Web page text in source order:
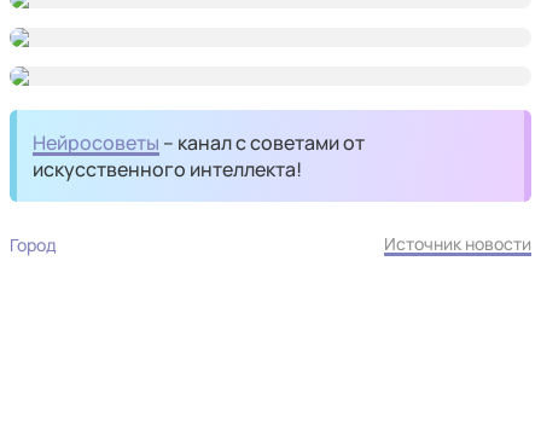
Нейросоветы – канал с советами от
искусственного интеллекта!
Город Источник новости